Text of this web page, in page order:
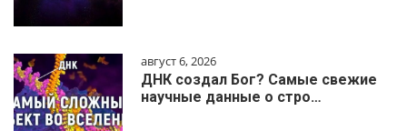
август 6, 2026
ДНК создал Бог? Самые свежие
научные данные о стро…